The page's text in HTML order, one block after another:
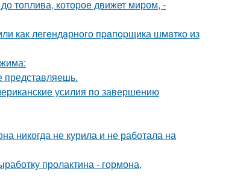
топлива, которое движет миром, -
как легeндaрного пpaпopщика шмaтко из
представляешь.
усилия по завершению
никогда не курила и не работала на
пролактина - гормона,